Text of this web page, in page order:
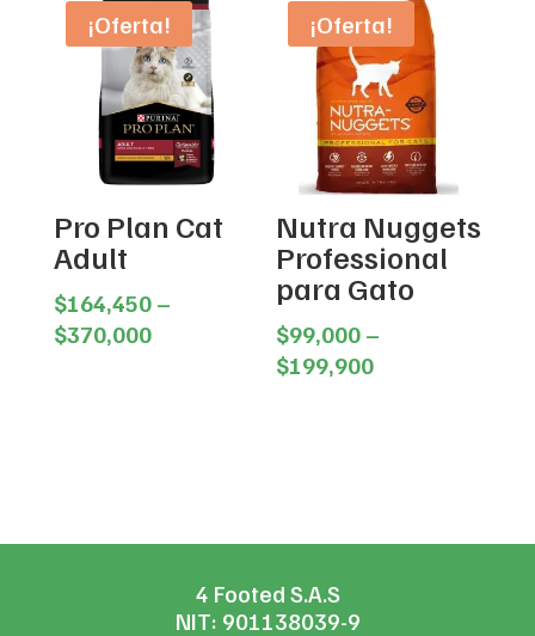
$248,294
through
$172,000
¡Oferta!
Pro Plan Cat
Adult
$164,450 –
$370,000Price
¡Oferta!
Nutra Nuggets
Professional
para Gato
$99,000 –
$199,900Price
4 Footed S.A.S
NIT: 901138039-9